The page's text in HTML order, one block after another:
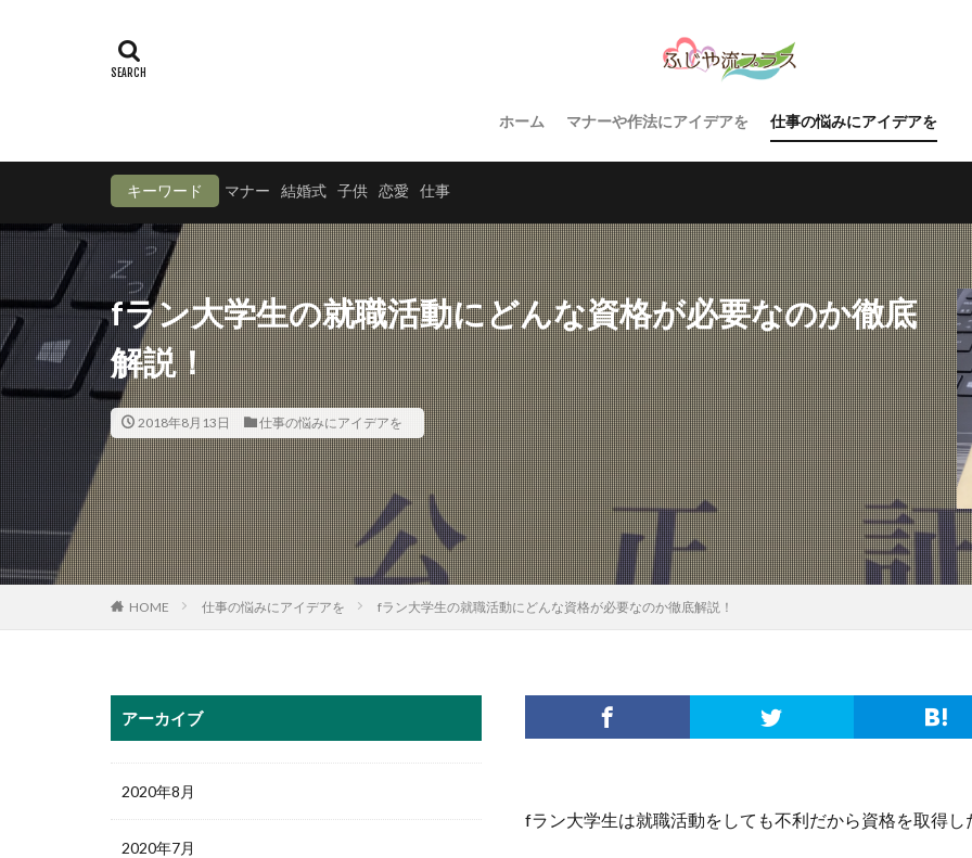
ホーム マナーや作法にアイデアを 仕事の悩みにアイデアを
キーワード マナー 結婚式 子供 恋愛 仕事
fラン大学生の就職活動にどんな資格が必要なのか徹底
解説！
2018年8月13日 仕事の悩みにアイデアを
HOME 仕事の悩みにアイデアを fラン大学生の就職活動にどんな資格が必要なのか徹底解説！
fラン大学生は就職活動をしても不利だから資格を取得し
アーカイブ
2020年8月
2020年7月